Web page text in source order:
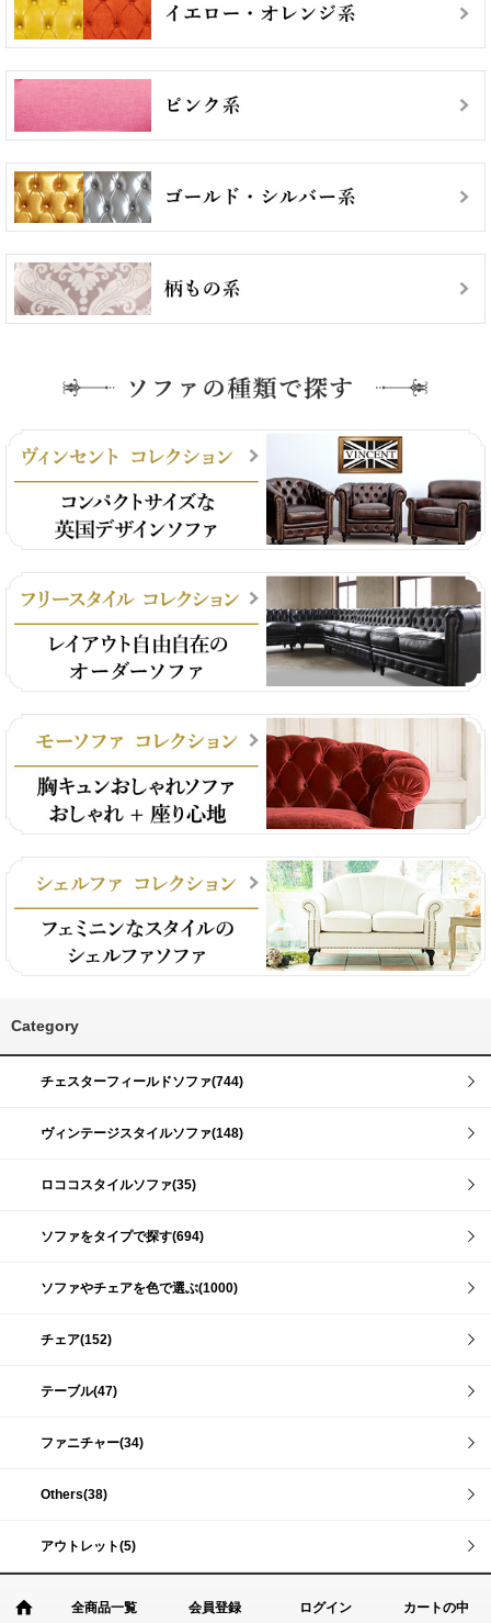
Category
チェスターフィールドソファ(744)
ヴィンテージスタイルソファ(148)
ロココスタイルソファ(35)
ソファをタイプで探す(694)
ソファやチェアを色で選ぶ(1000)
チェア(152)
テーブル(47)
ファニチャー(34)
Others(38)
アウトレット(5)
全商品一覧 会員登録 ログイン カートの中